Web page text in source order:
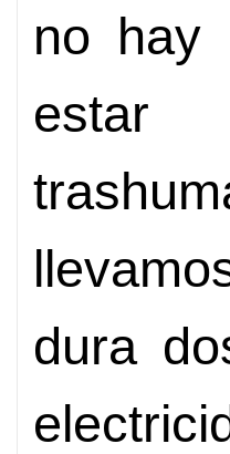
no hay
estar
dura